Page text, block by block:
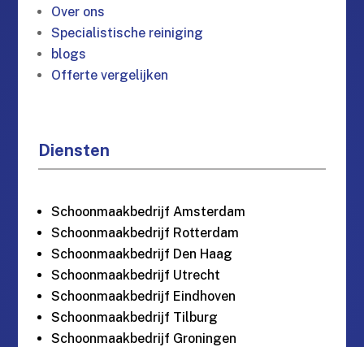
Over ons
Specialistische reiniging
blogs
Offerte vergelijken
Diensten
Schoonmaakbedrijf Amsterdam
Schoonmaakbedrijf Rotterdam
Schoonmaakbedrijf Den Haag
Schoonmaakbedrijf Utrecht
Schoonmaakbedrijf Eindhoven
Schoonmaakbedrijf Tilburg
Schoonmaakbedrijf Groningen